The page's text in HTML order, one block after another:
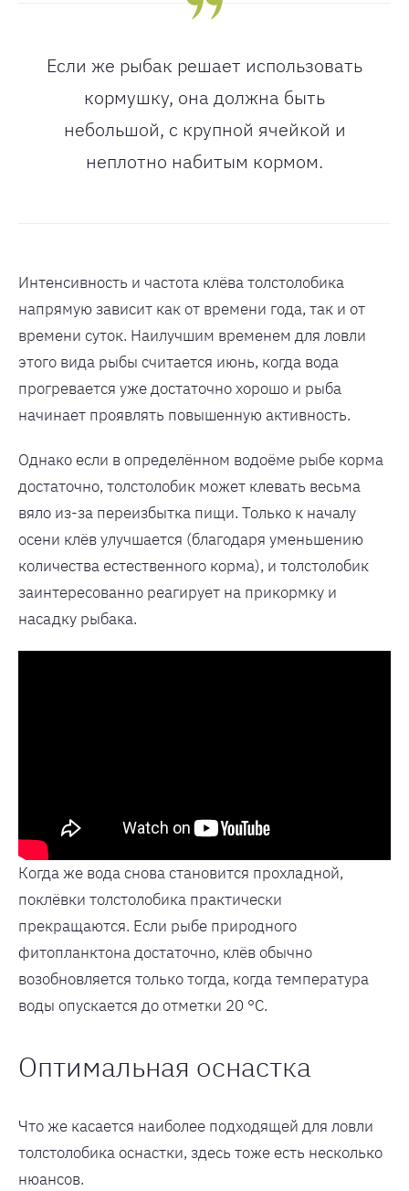
Если же рыбак решает использовать
кормушку, она должна быть
небольшой, с крупной ячейкой и
неплотно набитым кормом.
Интенсивность и частота клёва толстолобика
напрямую зависит как от времени года, так и от
времени суток. Наилучшим временем для ловли
этого вида рыбы считается июнь, когда вода
прогревается уже достаточно хорошо и рыба
начинает проявлять повышенную активность.
Однако если в определённом водоёме рыбе корма
достаточно, толстолобик может клевать весьма
вяло из-за переизбытка пищи. Только к началу
осени клёв улучшается (благодаря уменьшению
количества естественного корма), и толстолобик
заинтересованно реагирует на прикормку и
насадку рыбака.
Когда же вода снова становится прохладной,
поклёвки толстолобика практически
прекращаются. Если рыбе природного
фитопланктона достаточно, клёв обычно
возобновляется только тогда, когда температура
воды опускается до отметки 20 °C.
Оптимальная оснастка
Что же касается наиболее подходящей для ловли
толстолобика оснастки, здесь тоже есть несколько
нюансов.